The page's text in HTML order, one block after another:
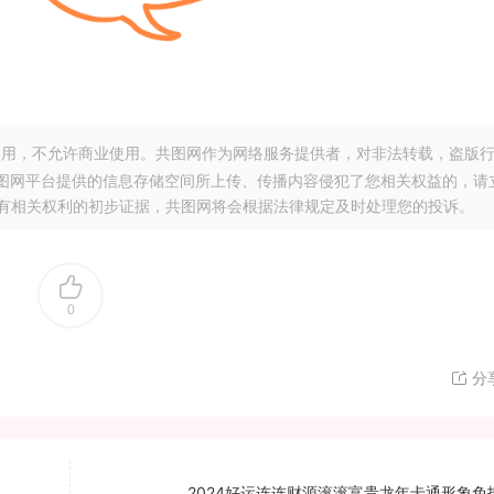
，不允许商业使用。共图网作为网络服务提供者，对非法转载，盗版
平台提供的信息存储空间所上传、传播内容侵犯了您相关权益的，请
关权利的初步证据，共图网将会根据法律规定及时处理您的投诉。
0
分